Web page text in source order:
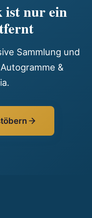
ist nur ein
Sammlung und
&